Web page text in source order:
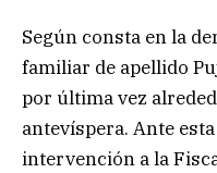
Según consta en la
familiar de apellido
por última vez
antevíspera. Ante
intervención a la